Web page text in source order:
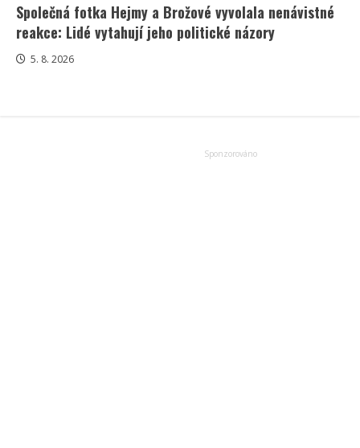
Společná fotka Hejmy a Brožové vyvolala nenávistné
reakce: Lidé vytahují jeho politické názory
5. 8. 2026